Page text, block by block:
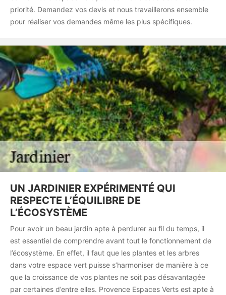
priorité. Demandez vos devis et nous travaillerons ensemble
pour réaliser vos demandes même les plus spécifiques.
UN JARDINIER EXPÉRIMENTÉ QUI
RESPECTE L’ÉQUILIBRE DE
L’ÉCOSYSTÈME
Pour avoir un beau jardin apte à perdurer au fil du temps, il
est essentiel de comprendre avant tout le fonctionnement de
l’écosystème. En effet, il faut que les plantes et les arbres
dans votre espace vert puisse s’harmoniser de manière à ce
que la croissance de vos plantes ne soit pas désavantagée
par certaines d’entre elles. Provence Espaces Verts est apte à